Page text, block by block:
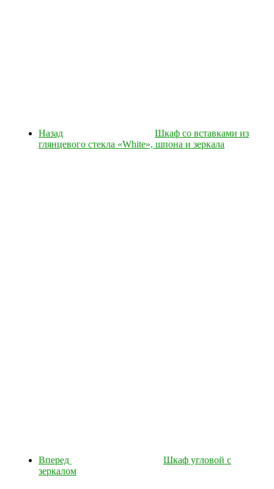
Назад
Шкаф со вставками из
глянцевого стекла «White», шпона и зеркала
Вперед
Шкаф угловой с
зеркалом